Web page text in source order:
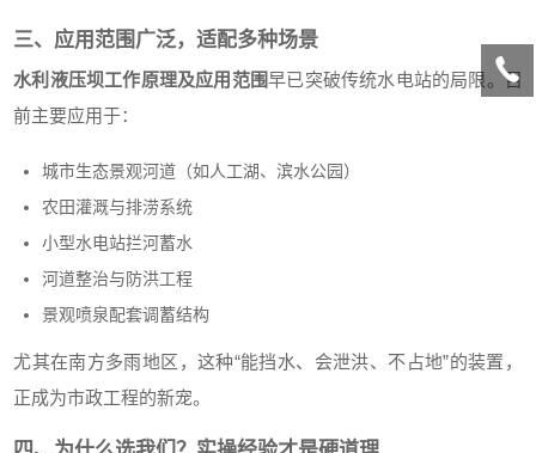
三、应用范围广泛，适配多种场景
水利液压坝工作原理及应用范围早已突破传统水电站的局限。目
前主要应用于：
城市生态景观河道（如人工湖、滨水公园）
农田灌溉与排涝系统
小型水电站拦河蓄水
河道整治与防洪工程
景观喷泉配套调蓄结构
尤其在南方多雨地区，这种“能挡水、会泄洪、不占地”的装置，
正成为市政工程的新宠。